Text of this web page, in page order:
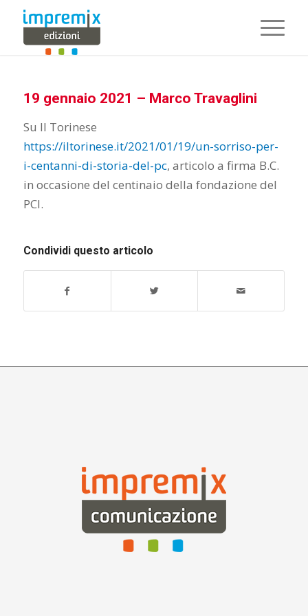
19 gennaio 2021 – Marco Travaglini
Su Il Torinese
https://iltorinese.it/2021/01/19/un-sorriso-per-
i-centanni-di-storia-del-pc, articolo a firma B.C.
in occasione del centinaio della fondazione del
PCI.
Condividi questo articolo